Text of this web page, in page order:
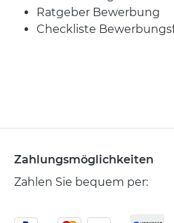
Ratgeber Bewerbung
Checkliste
Zahlungsmöglichkeiten
Zahlen Sie bequem per: